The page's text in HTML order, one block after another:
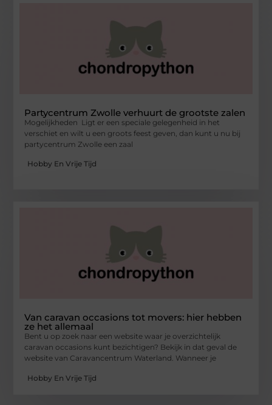
Partycentrum Zwolle verhuurt de grootste zalen
Mogelijkheden Ligt er een speciale gelegenheid in het
verschiet en wilt u een groots feest geven, dan kunt u nu bij
partycentrum Zwolle een zaal
Hobby En Vrije Tijd
Van caravan occasions tot movers: hier hebben
ze het allemaal
Bent u op zoek naar een website waar je overzichtelijk
caravan occasions kunt bezichtigen? Bekijk in dat geval de
website van Caravancentrum Waterland. Wanneer je
Hobby En Vrije Tijd